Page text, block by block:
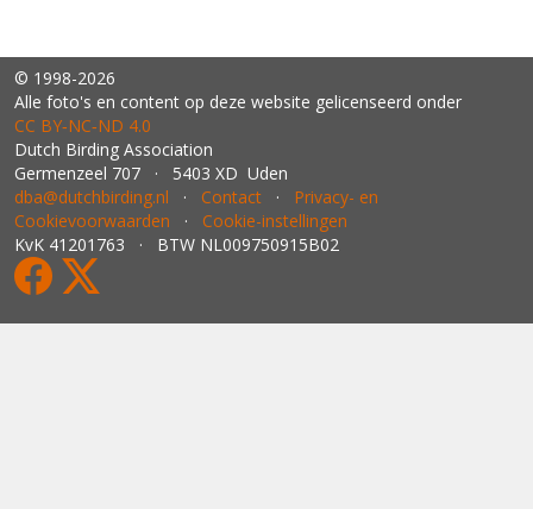
© 1998-2026
Alle foto's en content op deze website gelicenseerd onder
CC BY‑NC‑ND 4.0
Dutch Birding Association
Germenzeel 707 · 5403 XD Uden
dba@dutchbirding.nl · Contact · Privacy- en
Cookievoorwaarden · Cookie-instellingen
KvK 41201763 · BTW NL009750915B02